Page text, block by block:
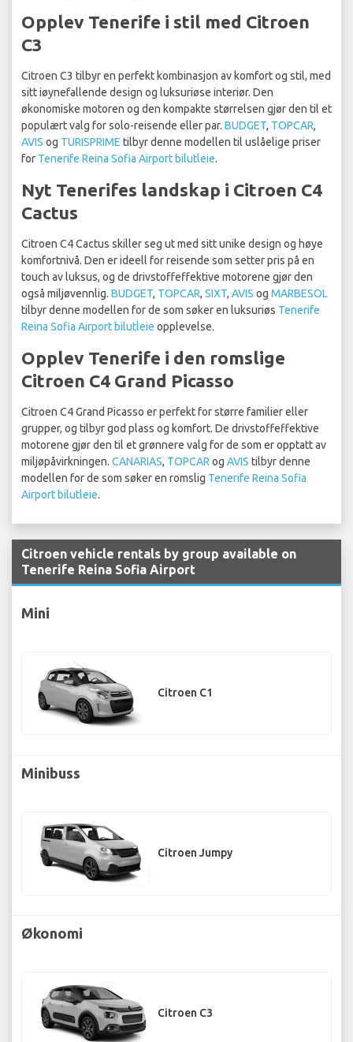
Opplev Tenerife i stil med Citroen
C3
Citroen C3 tilbyr en perfekt kombinasjon av komfort og stil, med
sitt iøynefallende design og luksuriøse interiør. Den
økonomiske motoren og den kompakte størrelsen gjør den til et
populært valg for solo-reisende eller par. BUDGET, TOPCAR,
AVIS og TURISPRIME tilbyr denne modellen til uslåelige priser
for Tenerife Reina Sofia Airport bilutleie.
Nyt Tenerifes landskap i Citroen C4
Cactus
Citroen C4 Cactus skiller seg ut med sitt unike design og høye
komfortnivå. Den er ideell for reisende som setter pris på en
touch av luksus, og de drivstoffeffektive motorene gjør den
også miljøvennlig. BUDGET, TOPCAR, SIXT, AVIS og MARBESOL
tilbyr denne modellen for de som søker en luksuriøs Tenerife
Reina Sofia Airport bilutleie opplevelse.
Opplev Tenerife i den romslige
Citroen C4 Grand Picasso
Citroen C4 Grand Picasso er perfekt for større familier eller
grupper, og tilbyr god plass og komfort. De drivstoffeffektive
motorene gjør den til et grønnere valg for de som er opptatt av
miljøpåvirkningen. CANARIAS, TOPCAR og AVIS tilbyr denne
modellen for de som søker en romslig Tenerife Reina Sofia
Airport bilutleie.
Citroen vehicle rentals by group available on
Tenerife Reina Sofia Airport
Mini
Citroen C1
Minibuss
Citroen Jumpy
Økonomi
Citroen C3